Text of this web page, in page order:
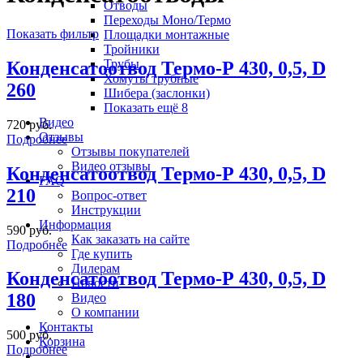
Отводы
Переходы Моно/Термо
Площадки монтажные
Тройники
Трубы
Хомуты трубные
Шибера (заслонки)
Показать ещё 8
Видео
Отзывы
Отзывы покупателей
Видео отзывы
FAQ
Вопрос-ответ
Инструкции
Информация
Как заказать на сайте
Где купить
Дилерам
Новости
Видео
О компании
Контакты
Корзина
Показать фильтр
Конденсатоотвод Термо-Р 430, 0,5, D
260
720 руб.
Подробнее
Конденсатоотвод Термо-Р 430, 0,5, D
210
590 руб.
Подробнее
Конденсатоотвод Термо-Р 430, 0,5, D
180
500 руб.
Подробнее